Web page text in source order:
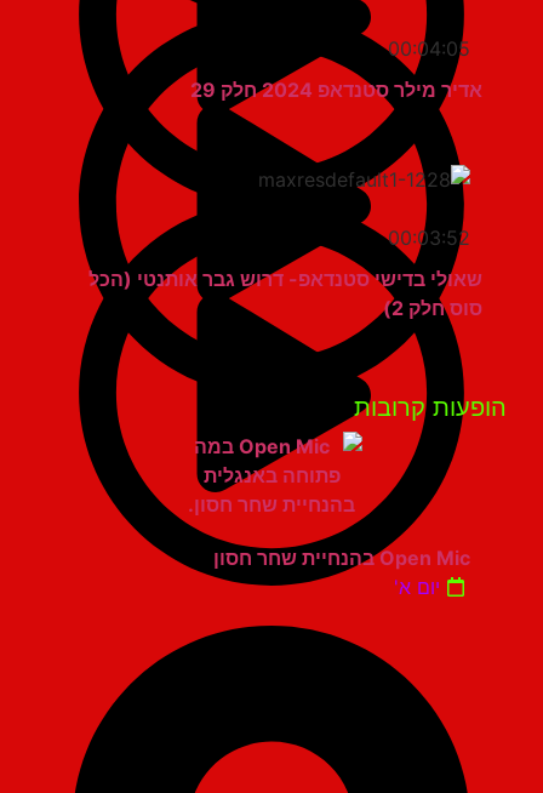
00:04:05
אדיר מילר סטנדאפ 2024 חלק 29
00:03:52
שאולי בדישי סטנדאפ- דרוש גבר אותנטי (הכל
סוס חלק 2)
קרובות
Open Mic בהנחיית שחר חסון
יום א'